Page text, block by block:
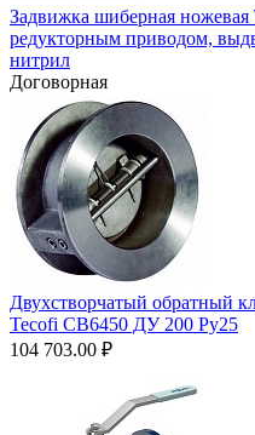
Задвижка шиберная
редукторным приводом,
нитрил
Договорная
Двухстворчатый обратный
Tecofi CB6450 ДУ 200 Ру25
104 703.00 ₽